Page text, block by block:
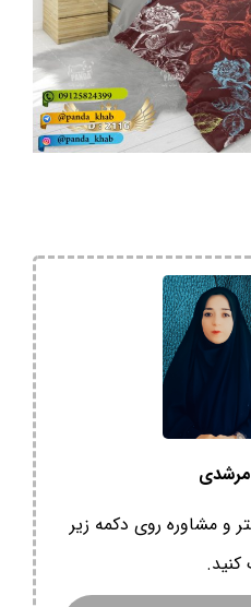
و مشاوره روی دکمه زیر
کنید.